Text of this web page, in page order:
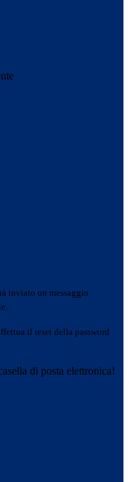
inviato un messaggio
il reset della password
di posta elettronica!